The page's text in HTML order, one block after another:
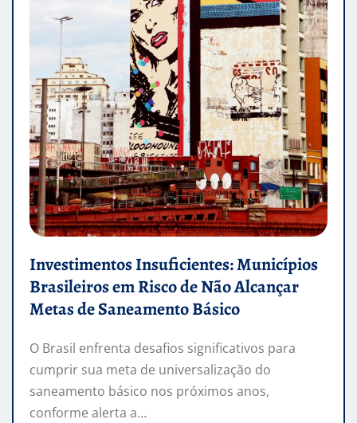
Investimentos Insuficientes: Municípios
Brasileiros em Risco de Não Alcançar
Metas de Saneamento Básico
O Brasil enfrenta desafios significativos para
cumprir sua meta de universalização do
saneamento básico nos próximos anos,
conforme alerta a…